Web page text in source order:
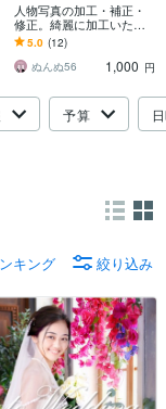
人物写真の加工・補正・
修正。綺麗に加工いたし
ます コスプレから商用・
商品画像まで。ご希望の
印象に修正します
5.0 (12)
ぬんぬ56
1,000 円
予算
キング 絞り込み